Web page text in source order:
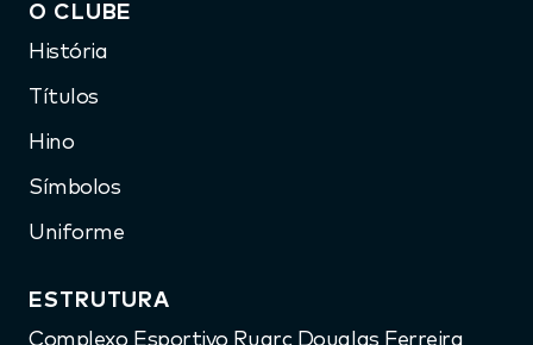
O CLUBE
História
Títulos
Hino
Símbolos
Uniforme
ESTRUTURA
Complexo Esportivo Ruarc Douglas Ferreira